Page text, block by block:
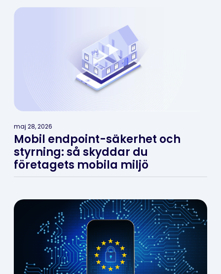
maj 28, 2026
Mobil endpoint-säkerhet och
styrning: så skyddar du
företagets mobila miljö